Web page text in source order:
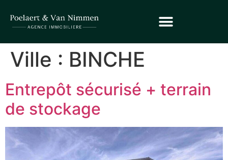
Ville : BINCHE
Entrepôt sécurisé + terrain
de stockage